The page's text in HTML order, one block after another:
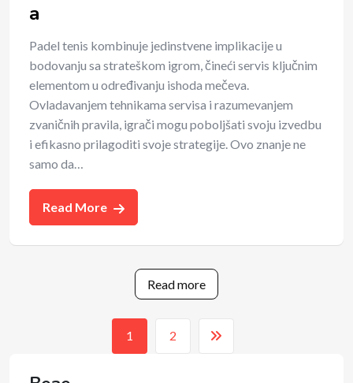
a
Padel tenis kombinuje jedinstvene implikacije u
bodovanju sa strateškom igrom, čineći servis ključnim
elementom u određivanju ishoda mečeva.
Ovladavanjem tehnikama servisa i razumevanjem
zvaničnih pravila, igrači mogu poboljšati svoju izvedbu
i efikasno prilagoditi svoje strategije. Ovo znanje ne
samo da…
Read More
Read more
1 2